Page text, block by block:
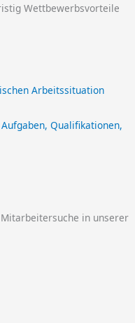
Wettbewerbsvorteile
Qualifikationen,
in unserer